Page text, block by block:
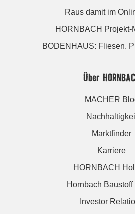
Raus damit im
HORNBACH Projekt-
BODENHAUS: Fliesen.
Über
MACHER
Marktfinder
Karriere
HORNBACH
Hornbach Baustoff
Investor